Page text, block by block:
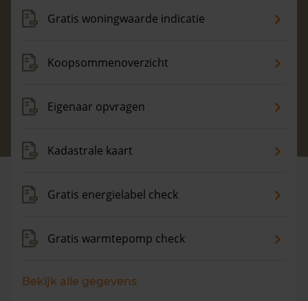
Maandag t/m vrijdag - 08:00 -18:00
Gratis woningwaarde indicatie
Koopsommenoverzicht
Eigenaar opvragen
Kadastrale kaart
Gratis energielabel check
Gratis warmtepomp check
Bekijk alle gegevens